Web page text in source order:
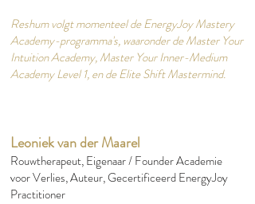
Reshum volgt momenteel de EnergyJoy Mastery
Academy-programma's, waaronder de Master Your
Intuition Academy, Master Your Inner-Medium
Academy Level 1, en de Elite Shift Mastermind.​
Leoniek van der Maarel
Rouwtherapeut, Eigenaar / Founder Academie
voor Verlies, Auteur, Gecertificeerd EnergyJoy
Practitioner